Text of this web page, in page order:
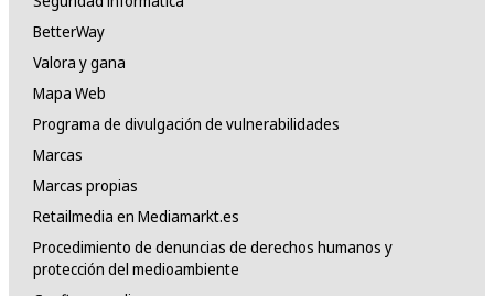
BetterWay
Valora y gana
Mapa Web
Programa de divulgación de vulnerabilidades
Marcas
Marcas propias
Retailmedia en Mediamarkt.es
Procedimiento de denuncias de derechos humanos y
protección del medioambiente